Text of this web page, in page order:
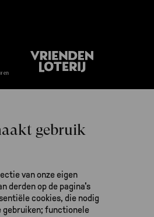
van onze eigen
derden op de pagina's
cookies, die nodig
gebruiken; functionele